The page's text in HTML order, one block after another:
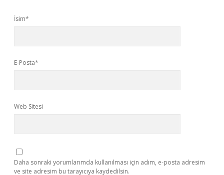
İsim*
E-Posta*
Web Sitesi
Daha sonraki yorumlarımda kullanılması için adım, e-posta adresim
ve site adresim bu tarayıcıya kaydedilsin.